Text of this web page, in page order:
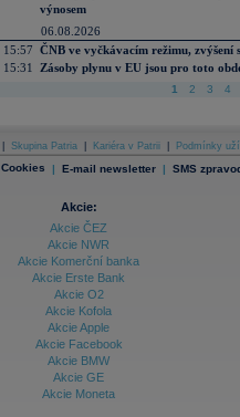
výnosem
06.08.2026
15:57 ČNB ve vyčkávacím režimu, zvýšení
15:31 Zásoby plynu v EU jsou pro toto
1 2 3 4
Skupina Patria Kariéra v Patrii Podmínky
Cookies | E-mail newsletter | SMS
Akcie:
Akcie ČEZ
Akcie NWR
Akcie Komerční banka
Akcie Erste Bank
Akcie O2
Akcie Kofola
Akcie Apple
Akcie Facebook
Akcie BMW
Akcie GE
Akcie Moneta